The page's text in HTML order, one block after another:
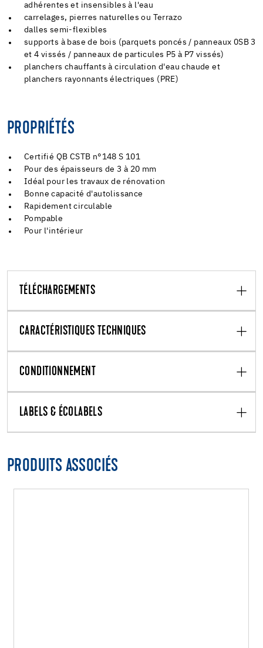
adhérentes et insensibles à l'eau
carrelages, pierres naturelles ou Terrazo
dalles semi-flexibles
supports à base de bois (parquets poncés / panneaux 0SB 3
et 4 vissés / panneaux de particules P5 à P7 vissés)
planchers chauffants à circulation d'eau chaude et
planchers rayonnants électriques (PRE)
PROPRIÉTÉS
Certifié QB CSTB n°148 S 101
Pour des épaisseurs de 3 à 20 mm
Idéal pour les travaux de rénovation
Bonne capacité d'autolissance
Rapidement circulable
Pompable
Pour l'intérieur
TÉLÉCHARGEMENTS
CARACTÉRISTIQUES TECHNIQUES
CONDITIONNEMENT
LABELS & ÉCOLABELS
PRODUITS ASSOCIÉS